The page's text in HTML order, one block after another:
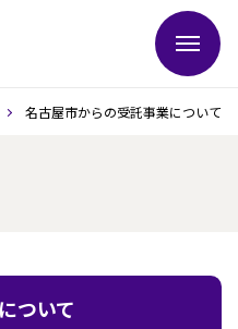
名古屋市からの受託事業について
ついて